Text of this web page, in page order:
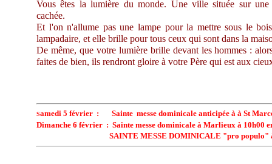
Vous êtes la lumière du monde. Une ville située sur une
cachée.
Et l'on n'allume pas une lampe pour la mettre sous le
lampadaire, et elle brille pour tous ceux qui sont dans la
De même, que votre lumière brille devant les hommes :
faites de bien, ils rendront gloire à votre Père qui est aux
Samedi 5 février : Sainte messe dominicale anticipée à à St
Dimanche 6 février : Sainte messe dominicale à Marlieux à 10h00
SAINTE MESSE DOMINICALE "pro populo" à